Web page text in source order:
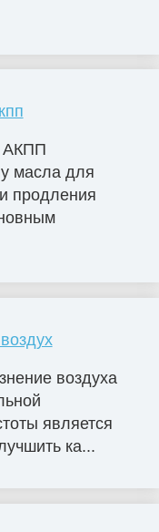
АКПП
масла для
продления
воздуха
является
ка...